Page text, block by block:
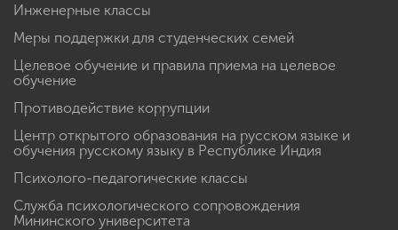
Инженерные классы
Меры поддержки для студенческих семей
Целевое обучение и правила приема на целевое
обучение
Противодействие коррупции
Центр открытого образования на русском языке и
обучения русскому языку в Республике Индия
Психолого-педагогические классы
Служба психологического сопровождения
Мининского университета